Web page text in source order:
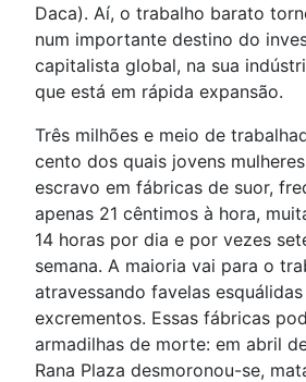
Daca). Aí, o trabalho barato
num importante destino do
capitalista global, na sua
que está em rápida expansão.
Três milhões e meio de
cento dos quais jovens
escravo em fábricas de suor,
apenas 21 cêntimos à hora,
14 horas por dia e por vezes
semana. A maioria vai para o
atravessando favelas
excrementos. Essas fábricas
armadilhas de morte: em abril
Rana Plaza desmoronou-se,